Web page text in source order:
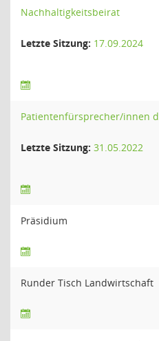
Nachhaltigkeitsbeirat
Letzte Sitzung: 17.09.2024
Patientenfürsprecher/innen
Letzte Sitzung: 31.05.2022
Präsidium
Runder Tisch Landwirtschaft